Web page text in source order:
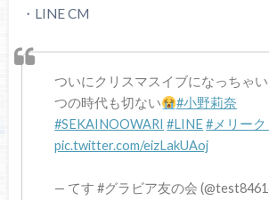
・LINE CM
ついにクリスマスイブになっちゃ
つの時代も切ない
#小野莉奈
#SEKAINOOWARI #LINE #メリー
pic.twitter.com/eizLakUAoj
— てす #グラビア友の会